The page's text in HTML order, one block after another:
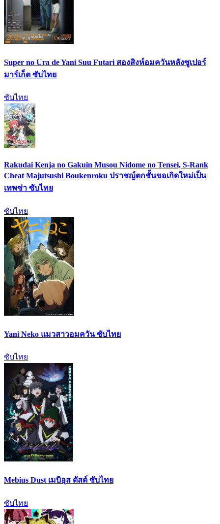
Super no Ura de Yani Suu Futari สองสิงห์อมควันหลังซูเปอร์
มาร์เก็ต ซับไทย
ซับไทย
Rakudai Kenja no Gakuin Musou Nidome no Tensei, S-Rank
Cheat Majutsushi Boukenroku ปราชญ์ตกชั้นขอเกิดใหม่เป็น
เทพซ่า ซับไทย
ซับไทย
Yani Neko แมวสาวอมควัน ซับไทย
ซับไทย
Mebius Dust เมบิอุส ดัสต์ ซับไทย
ซับไทย